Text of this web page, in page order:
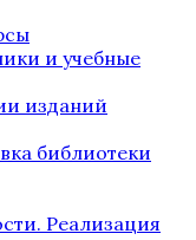
и учебные
изданий
библиотеки
Реализация